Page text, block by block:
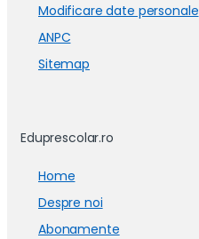
Modificare date personale
ANPC
Sitemap
Eduprescolar.ro
Home
Despre noi
Abonamente